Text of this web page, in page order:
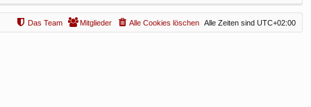
Alle Zeiten sind UTC+02:00
Alle Cookies löschen
Mitglieder
Das Team